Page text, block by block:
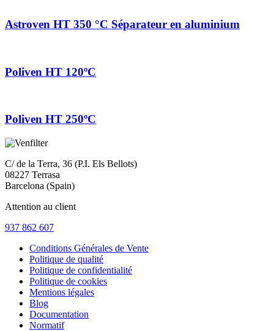
Astroven HT 350 °C Séparateur en aluminium
Poliven HT 120ºC
Poliven HT 250ºC
C/ de la Terra, 36 (P.I. Els Bellots)
08227 Terrasa
Barcelona (Spain)
Attention au client
937 862 607
Conditions Générales de Vente
Politique de qualité
Politique de confidentialité
Politique de cookies
Mentions légales
Blog
Documentation
Normatif